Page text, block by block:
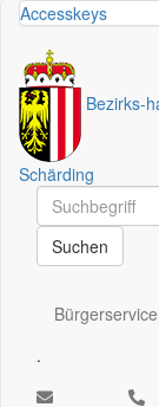
Accesskeys
Bezirks-
Schärding
Schnellsuche
Suchen
Bürgerservice
.